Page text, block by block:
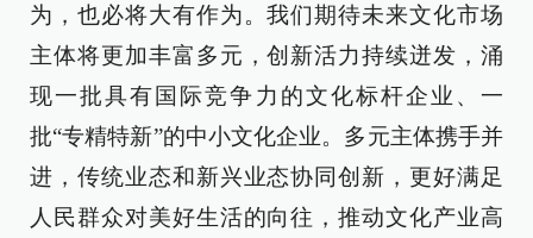
为，也必将大有作为。我们期待未来文化市场
主体将更加丰富多元，创新活力持续迸发，涌
现一批具有国际竞争力的文化标杆企业、一
批“专精特新”的中小文化企业。多元主体携手并
进，传统业态和新兴业态协同创新，更好满足
人民群众对美好生活的向往，推动文化产业高